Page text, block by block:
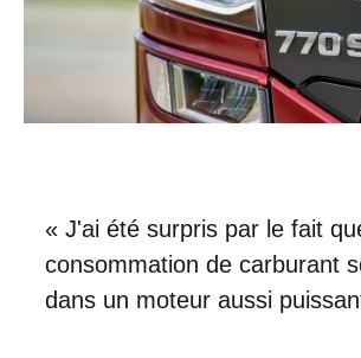
« J'ai été surpris par le fait
consommation de carburant
dans un moteur aussi